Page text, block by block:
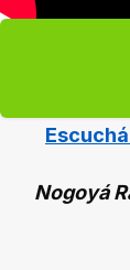
Nogoyá